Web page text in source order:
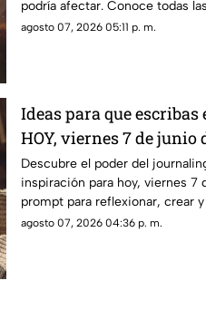
podría afectar. Conoce todas
agosto 07, 2026 05:11 p. m.
Ideas para que
HOY, viernes 7 de junio
este journal prompt y
lleno de gratitud
Descubre el poder del
inspiración para hoy, viernes 7
prompt para reflexionar, crear
mismo.
agosto 07, 2026 04:36 p. m.